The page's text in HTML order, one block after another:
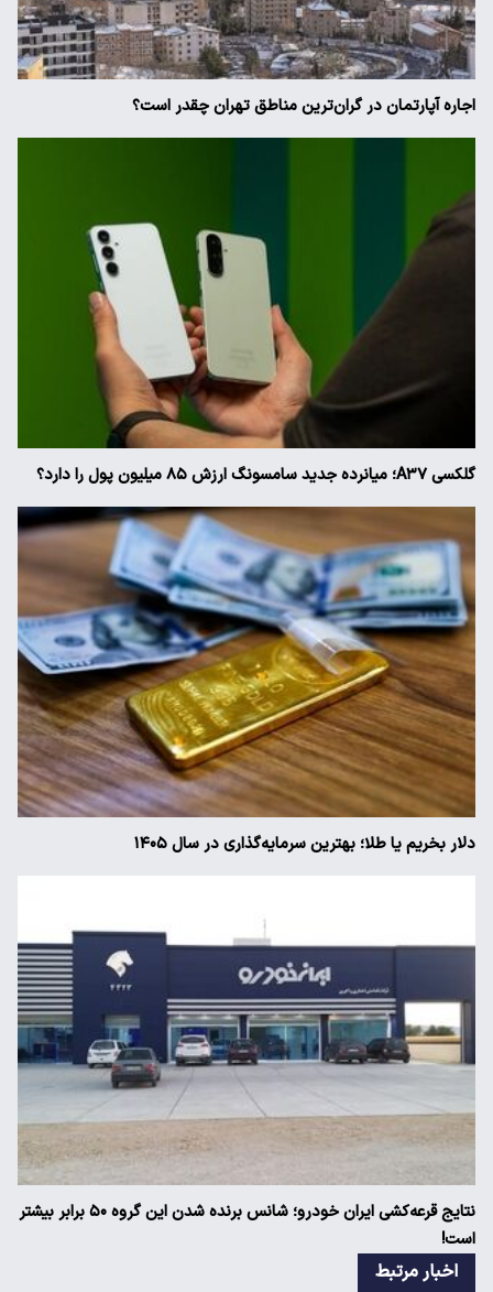
اجاره آپارتمان در گران‌ترین مناطق تهران چقدر است؟
گلکسی A۳۷؛ میانرده جدید سامسونگ ارزش ۸۵ میلیون پول را دارد؟
دلار بخریم یا طلا؛ بهترین سرمایه‌گذاری در سال ۱۴۰۵
نتایج قرعه‌کشی ایران خودرو؛ شانس برنده شدن این گروه ۵۰ برابر بیشتر
است!
اخبار مرتبط